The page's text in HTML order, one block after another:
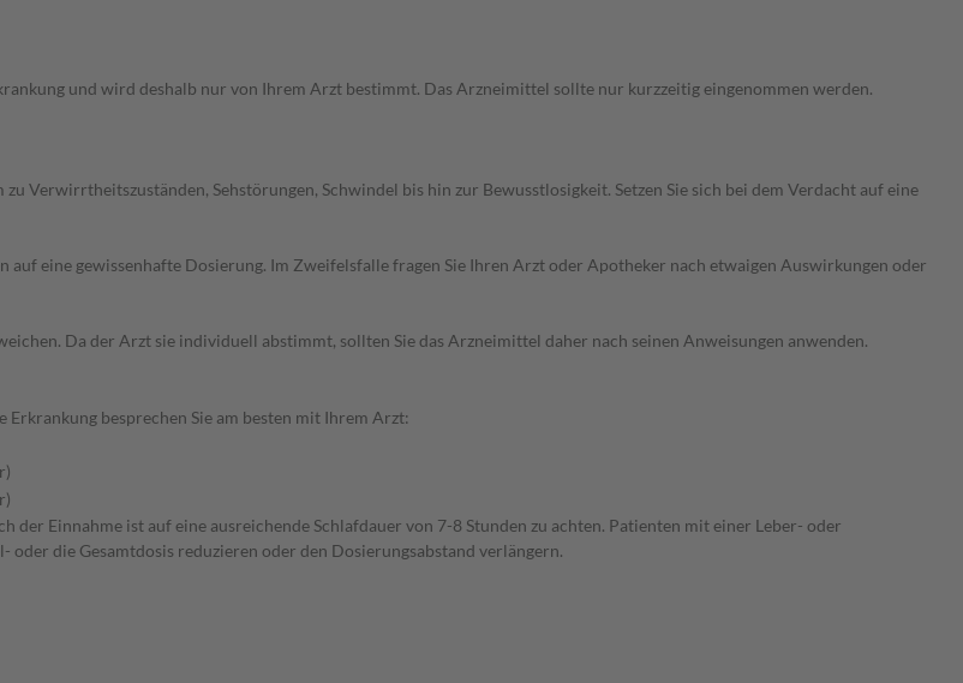
und wird deshalb nur von Ihrem Arzt bestimmt. Das Arzneimittel sollte nur kurzzeitig eingenommen werden.
Verwirrtheitszuständen, Sehstörungen, Schwindel bis hin zur Bewusstlosigkeit. Setzen Sie sich bei dem Verdacht auf eine
eine gewissenhafte Dosierung. Im Zweifelsfalle fragen Sie Ihren Arzt oder Apotheker nach etwaigen Auswirkungen oder
Da der Arzt sie individuell abstimmt, sollten Sie das Arzneimittel daher nach seinen Anweisungen anwenden.
besprechen Sie am besten mit Ihrem Arzt:
Einnahme ist auf eine ausreichende Schlafdauer von 7-8 Stunden zu achten. Patienten mit einer Leber- oder
die Gesamtdosis reduzieren oder den Dosierungsabstand verlängern.